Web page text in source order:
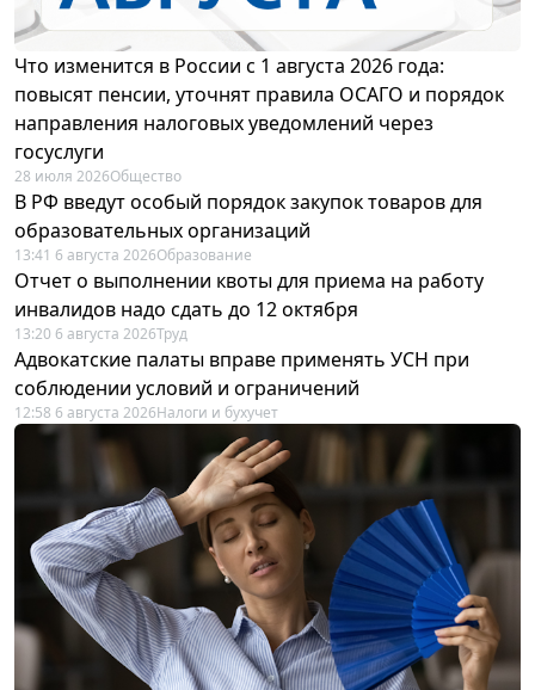
Что изменится в России с 1 августа 2026 года:
повысят пенсии, уточнят правила ОСАГО и порядок
направления налоговых уведомлений через
госуслуги
28 июля 2026Общество
В РФ введут особый порядок закупок товаров для
образовательных организаций
13:41 6 августа 2026Образование
Отчет о выполнении квоты для приема на работу
инвалидов надо сдать до 12 октября
13:20 6 августа 2026Труд
Адвокатские палаты вправе применять УСН при
соблюдении условий и ограничений
12:58 6 августа 2026Налоги и бухучет